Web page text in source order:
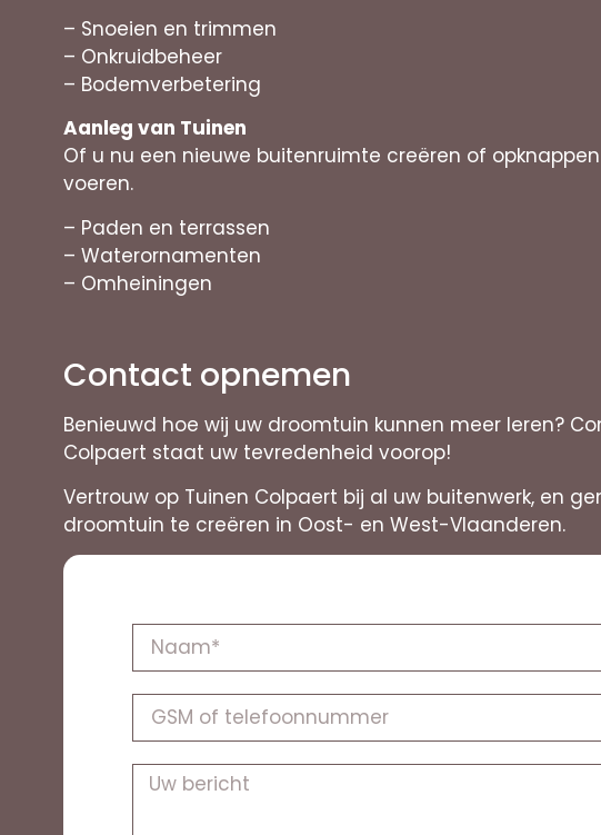
– Snoeien en trimmen
– Onkruidbeheer
– Bodemverbetering
Aanleg van Tuinen
Of u nu een nieuwe buitenruimte creëren of
voeren.
– Paden en terrassen
– Waterornamenten
– Omheiningen
Contact opnemen
Benieuwd hoe wij uw droomtuin kunnen meer leren?
Colpaert staat uw tevredenheid voorop!
Vertrouw op Tuinen Colpaert bij al uw buitenwerk, en
droomtuin te creëren in Oost- en West-Vlaanderen.